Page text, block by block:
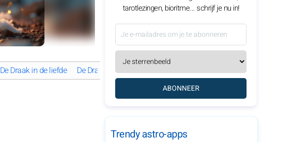
De Draak in de liefde De Draak op het werk De Draak en geld De Draak in het gezin
tarotlezingen, bioritme... schrijf je nu in!
ABONNEER
Trendy astro-apps